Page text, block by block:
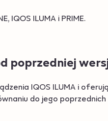
IQOS ILUMA i PRIME.
poprzedniej
IQOS ILUMA i
do jego poprzednich